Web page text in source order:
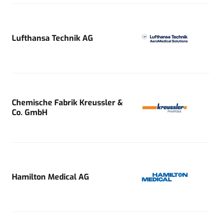
Lufthansa Technik AG
Chemische Fabrik Kreussler &
Co. GmbH
Hamilton Medical AG